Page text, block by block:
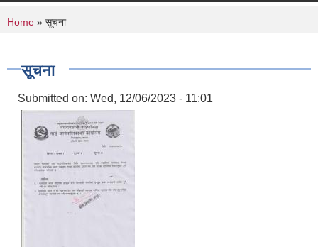
You are here
Home » सूचना
सूचना
Submitted on: Wed, 12/06/2023 - 11:01